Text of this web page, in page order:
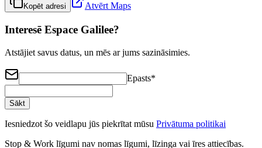
Kopēt adresi Atvērt Maps
Interesē Espace Galilee?
Atstājiet savus datus, un mēs ar jums sazināsimies.
Epasts*
Sākt
Iesniedzot šo veidlapu jūs piekrītat mūsu Privātuma politikai
Stop & Work līgumi nav nomas līgumi, līzinga vai īres attiecības.